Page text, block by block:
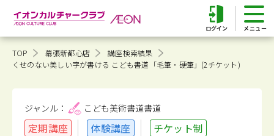
ログイン
TOP 幕張新都心店
講座検索結果
くせのない美しい字が書ける こども書道「毛筆・硬筆」(2チケット)
ジャンル： こども美術書道書道
定期講座 体験講座 チケット制